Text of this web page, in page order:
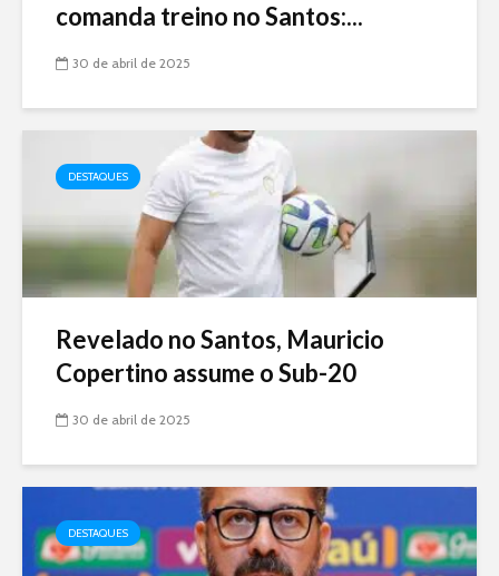
comanda treino no Santos:...
30 de abril de 2025
DESTAQUES
Revelado no Santos, Mauricio
Copertino assume o Sub-20
30 de abril de 2025
DESTAQUES